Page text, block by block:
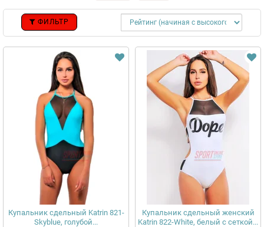
ФИЛЬТР
Купальник сдельный Katrin 821-
Skyblue, голубой...
Купальник сдельный женский
Katrin 822-White, белый с сеткой...